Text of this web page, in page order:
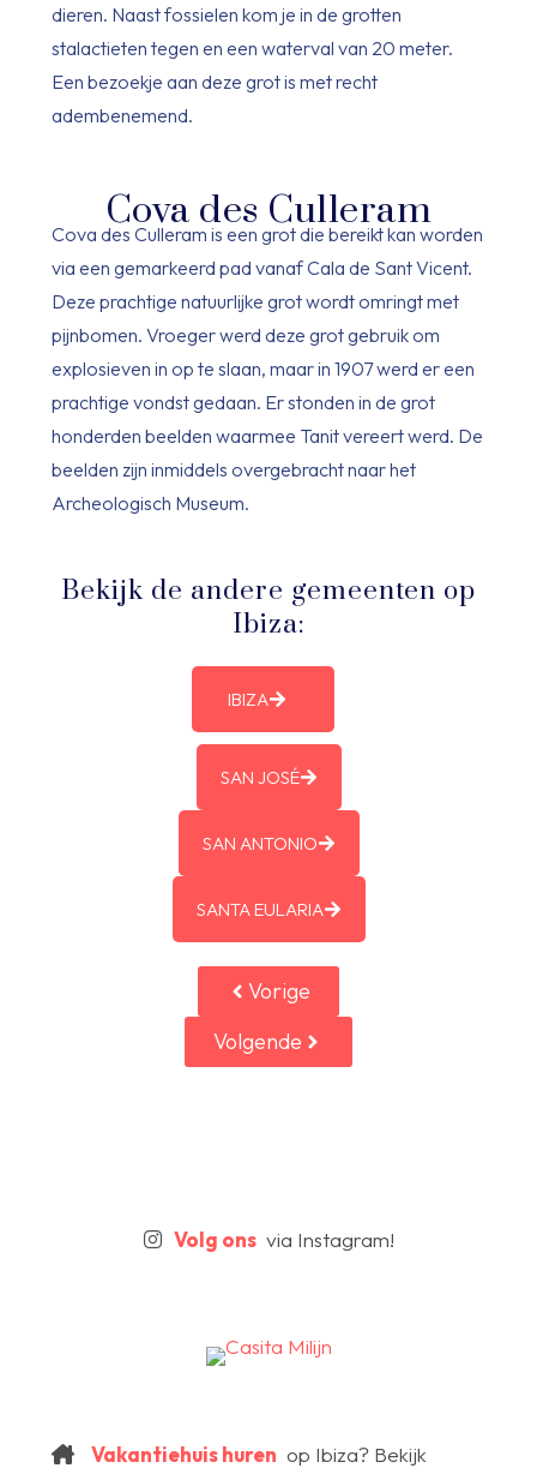
dieren. Naast fossielen kom je in de grotten
stalactieten tegen en een waterval van 20 meter.
Een bezoekje aan deze grot is met recht
adembenemend.
Cova des Culleram
Cova des Culleram is een grot die bereikt kan worden
via een gemarkeerd pad vanaf Cala de Sant Vicent.
Deze prachtige natuurlijke grot wordt omringt met
pijnbomen. Vroeger werd deze grot gebruik om
explosieven in op te slaan, maar in 1907 werd er een
prachtige vondst gedaan. Er stonden in de grot
honderden beelden waarmee Tanit vereert werd. De
beelden zijn inmiddels overgebracht naar het
Archeologisch Museum.
Bekijk de andere gemeenten op
Ibiza:
IBIZA
SAN JOSÉ
SAN ANTONIO
SANTA EULARIA
Vorige
Volgende
Volg onsvia Instagram!
Vakantiehuis huren op Ibiza? Bekijk